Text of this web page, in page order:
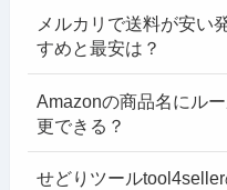
メルカリで送料が安い
すめと最安は？
Amazonの商品名にル
更できる？
せどりツール